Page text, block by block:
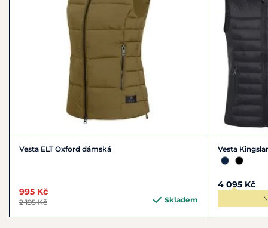
Vesta ELT Oxford dámská
995 Kč
2 195 Kč Skladem
Vesta
4 095 Kč